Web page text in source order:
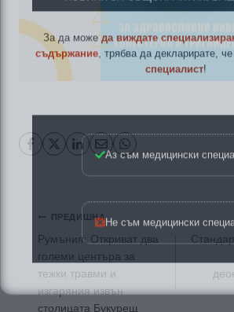
Навигация
ПРЕДИШНА
Румъния: Откриват два
големи центъра за
тежки травми и
изгаряния извън
столицата Букурещ
За да може
да виждате
съдържание , трябва да декларирате,
специалист!
Аз съм медицински
Не съм медицински